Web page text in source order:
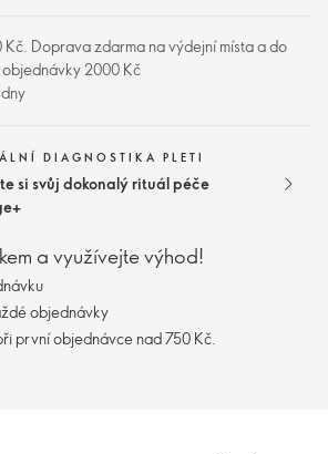
Doprava zdarma na výdejní místa a do
2000 Kč
DIAGNOSTIKA PLETI
si svůj dokonalý rituál péče
a využívejte výhod!
objednávky
první objednávce nad 750 Kč.